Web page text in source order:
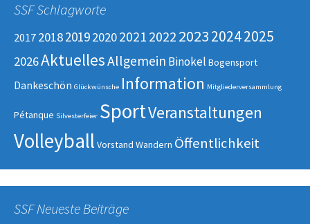
SSF Schlagworte
2017 2018201920202021 2022202320242025
2026AktuellesAllgemein Binokel Bogensport
Dankeschön Glückwünsche Information Mitgliederversammlung
Pétanque Silvesterfeier SportVeranstaltungen
Volleyball Vorstand Wandern Öffentlichkeit
SSF Neueste Beiträge